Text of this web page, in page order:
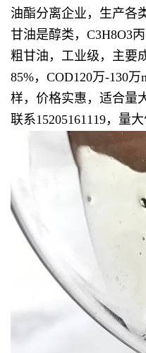
油酯分离企业，生产各
甘油是醇类，C3H8O3
粗甘油，工业级，主要
85%，COD120万-130
样，价格实惠，适合量
联系15205161119，量